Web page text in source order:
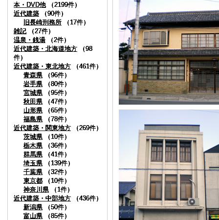
本・DVD他 （2199件）
近代建築 （90件）
旧長崎刑務所 （17件）
雑記 （27件）
温泉・銭湯 （2件）
近代建築・北海道地方 （98
件）
近代建築・東北地方 （461件）
青森県 （96件）
岩手県 （80件）
宮城県 （95件）
秋田県 （47件）
山形県 （65件）
福島県 （78件）
近代建築・関東地方 （269件）
茨城県 （10件）
栃木県 （36件）
群馬県 （41件）
埼玉県 （139件）
千葉県 （32件）
東京都 （10件）
神奈川県 （1件）
近代建築・中部地方 （436件）
新潟県 （50件）
富山県 （85件）
本・DVD他 （2199件）
近代建築 （90件）
旧長崎刑務所 （17件）
雑記 （27件）
温泉・銭湯 （2件）
近代建築・北海道地方 （98
件）
近代建築・東北地方 （461件）
青森県 （96件）
岩手県 （80件）
宮城県 （95件）
秋田県 （47件）
山形県 （65件）
福島県 （78件）
近代建築・関東地方 （269件）
茨城県 （10件）
栃木県 （36件）
群馬県 （41件）
埼玉県 （139件）
千葉県 （32件）
東京都 （10件）
神奈川県 （1件）
近代建築・中部地方 （436件）
新潟県 （50件）
富山県 （85件）
本・DVD他 （2199件）
近代建築 （90件）
旧長崎刑務所 （17件）
雑記 （27件）
温泉・銭湯 （2件）
近代建築・北海道地方 （98
件）
近代建築・東北地方 （461件）
青森県 （96件）
岩手県 （80件）
宮城県 （95件）
秋田県 （47件）
山形県 （65件）
福島県 （78件）
近代建築・関東地方 （269件）
茨城県 （10件）
栃木県 （36件）
群馬県 （41件）
埼玉県 （139件）
千葉県 （32件）
東京都 （10件）
神奈川県 （1件）
近代建築・中部地方 （436件）
新潟県 （50件）
富山県 （85件）
本・DVD他 （2199件）
近代建築 （90件）
旧長崎刑務所 （17件）
雑記 （27件）
温泉・銭湯 （2件）
近代建築・北海道地方 （98
件）
近代建築・東北地方 （461件）
青森県 （96件）
岩手県 （80件）
宮城県 （95件）
秋田県 （47件）
山形県 （65件）
福島県 （78件）
近代建築・関東地方 （269件）
茨城県 （10件）
栃木県 （36件）
群馬県 （41件）
埼玉県 （139件）
千葉県 （32件）
東京都 （10件）
神奈川県 （1件）
近代建築・中部地方 （436件）
新潟県 （50件）
富山県 （85件）